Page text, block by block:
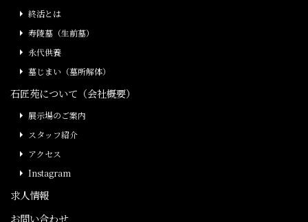
終活とは
寿陵墓（生前墓）
永代供養
墓じまい（墓所解体）
石匠苑について（会社概要）
展示場のご案内
スタッフ紹介
アクセス
Instagram
求人情報
お問い合わせ